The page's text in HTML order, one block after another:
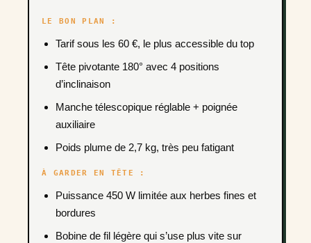
LE BON PLAN :
Tarif sous les 60 €, le plus accessible du top
Tête pivotante 180° avec 4 positions
d’inclinaison
Manche télescopique réglable + poignée
auxiliaire
Poids plume de 2,7 kg, très peu fatigant
À GARDER EN TÊTE :
Puissance 450 W limitée aux herbes fines et
bordures
Bobine de fil légère qui s’use plus vite sur